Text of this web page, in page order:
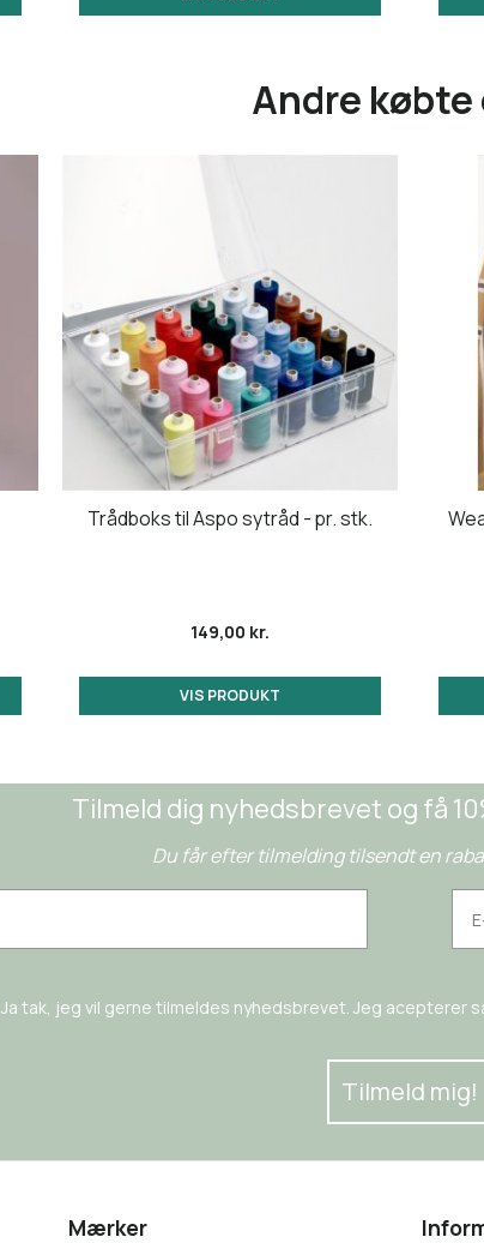
Andre købte
Trådboks til Aspo sytråd - pr. stk.
149,00 kr.
VIS PRODUKT
Tilmeld dig nyhedsbrevet og få
Du får efter tilmelding tilsendt en
Ja tak, jeg vil gerne tilmeldes nyhedsbrevet. Jeg acepterer
Tilmeld mig!
Mærker